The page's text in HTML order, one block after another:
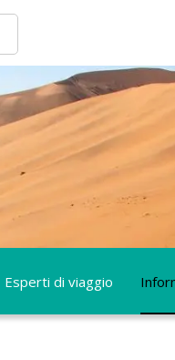
Esperti di viaggio